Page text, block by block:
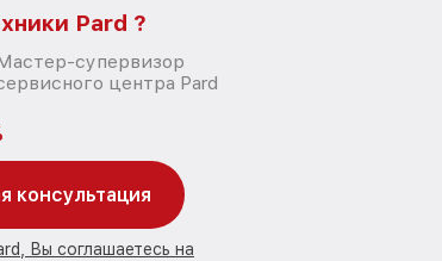
Pard ?
супервизор
центра Pard
консультация
Вы соглашаетесь на